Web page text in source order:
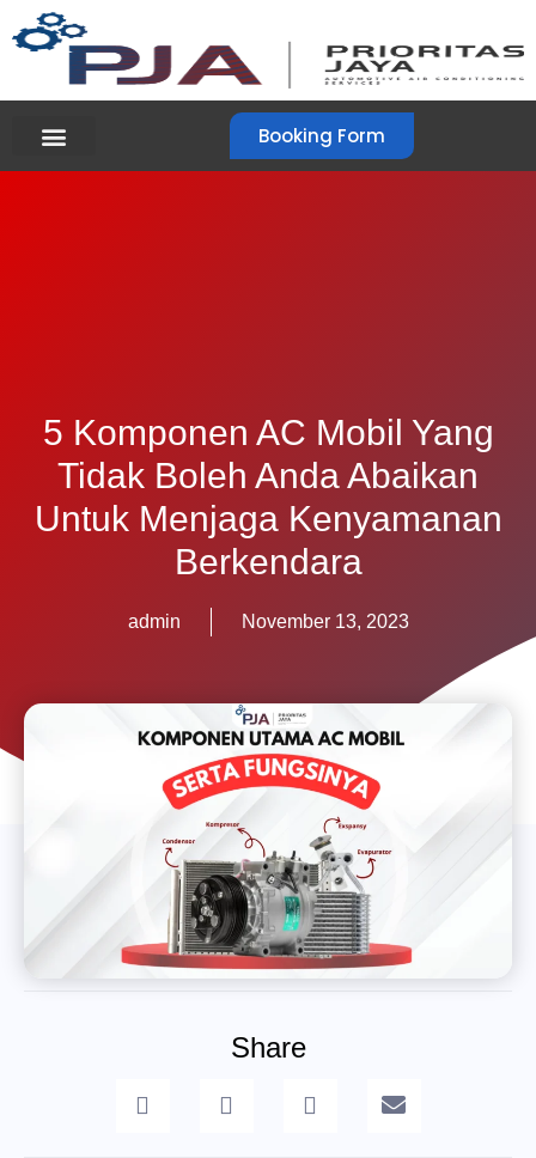
Booking Form
5 Komponen AC Mobil Yang
Tidak Boleh Anda Abaikan
Untuk Menjaga Kenyamanan
Berkendara
admin November 13, 2023
Share